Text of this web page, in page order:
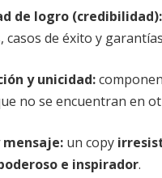
de logro (credibilidad):
de éxito y
y unicidad:
no se encuentran en
mensaje: un copy
e inspirador.